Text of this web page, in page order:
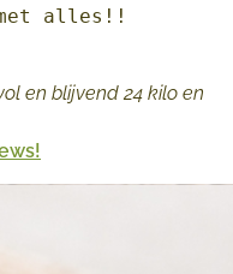
met alles!!
en blijvend 24 kilo en